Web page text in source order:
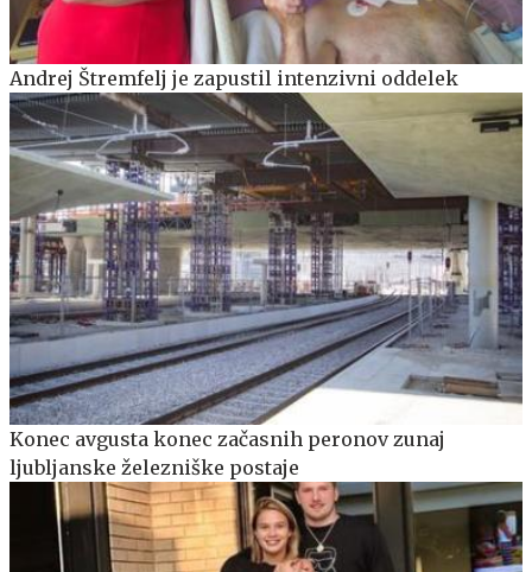
Andrej Štremfelj je zapustil intenzivni oddelek
Konec avgusta konec začasnih peronov zunaj
ljubljanske železniške postaje